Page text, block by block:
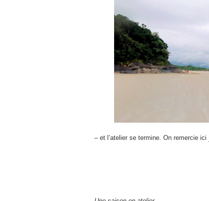
– et l’atelier se termine. On remercie ici